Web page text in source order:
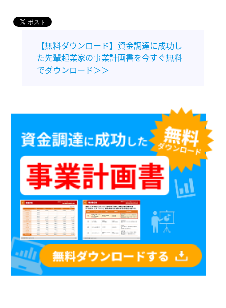
【無料ダウンロード】資金調達に成功し
た先輩起業家の事業計画書を今すぐ無料
でダウンロード＞＞